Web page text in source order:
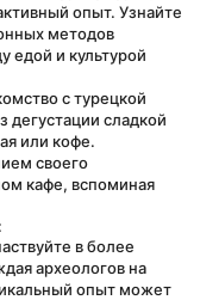
опыт. Узнайте
методов
едой и культурой
с турецкой
дегустации сладкой
или кофе.
своего
кафе, вспоминая
:
в более
археологов на
опыт может